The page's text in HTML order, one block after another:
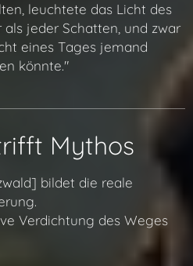
leuchtete das Licht des
jeder Schatten, und zwar
eines Tages jemand
könnte."
Mythos
bildet die reale
Verdichtung des Weges